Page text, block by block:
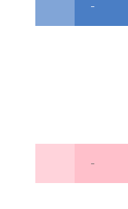
-
-